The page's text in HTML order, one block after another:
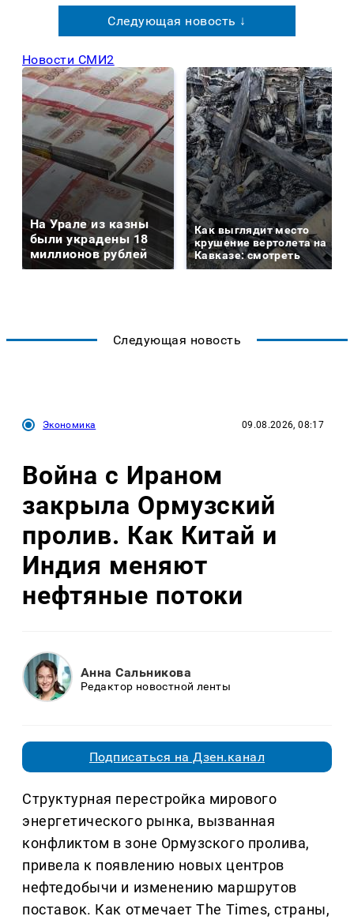
Следующая новость ↓
Новости СМИ2
На Урале из казны
были украдены 18
миллионов рублей
Как выглядит место
крушение вертолета на
Кавказе: смотреть
Следующая новость
Экономика 09.08.2026, 08:17
Война с Ираном
закрыла Ормузский
пролив. Как Китай и
Индия меняют
нефтяные потоки
Анна Сальникова
Редактор новостной ленты
Подписаться на Дзен.канал
Структурная перестройка мирового
энергетического рынка, вызванная
конфликтом в зоне Ормузского пролива,
привела к появлению новых центров
нефтедобычи и изменению маршрутов
поставок. Как отмечает The Times, страны,